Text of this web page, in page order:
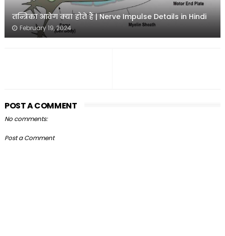
तन्त्रिका आवेग क्या होते हैं | Nerve Impulse Details in Hindi
February 19, 2024
POST A COMMENT
No comments:
Post a Comment